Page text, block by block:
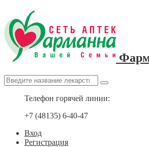
Телефон горячей линии:
+7 (48135) 6-40-47
Вход
Регистрация